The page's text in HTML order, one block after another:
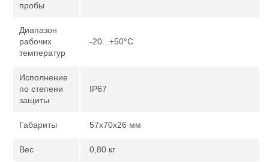
пробы
Диапазон
рабочих
температур
-20...+50°C
Исполнение
по степени
защиты
IP67
Габариты 57х70х26 мм
Вес 0,80 кг